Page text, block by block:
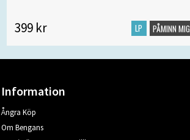
399 kr LP PÅMINN MIG
Information
Ångra Köp
Om Bengans